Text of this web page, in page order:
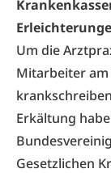
Um die
Mitarbeiter am
Erkältung
Gesetzlichen